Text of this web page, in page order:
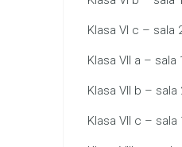
Klasa VI c – sala
Klasa VII a – sala
Klasa VII b – sala
Klasa VII c – sala